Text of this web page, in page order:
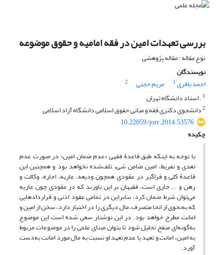
بررسی تعهدات امین در فقه امامیه و حقوق موضوعه
نوع مقاله : مقاله پژوهشی
نویسندگان
احمد باقری1 مریم حجتی
2
1 . استاد دانشگاه تهران
2دانشجوی دکتری فقه و مبانی حقوق اسلامی دانشگاه آزاد اسلامی
10.22059/jorr.2014.53576
چکیده
با توجه به اینکه طبق قاعدۀ فقهی «عدم ضمان امین» در صورت عدم
تعدی و تفریط، امین ضامن شیء تلف‌شده نخواهد بود و همچنین این
قاعدۀ کلی و فراگیر در عقودی همچون ودیعه، عاریه، اجاره، وکالت و
رهن و ... جاری است، فقیهان بر این باورند که در عقودی چون عاریه
می‌توان شرط ضمان کرد، بنابراین در تمامی عقود اذنی و قراردادهایی
که به‌نحوی از انحا متصرف، مال دیگری را در اختیار دارد، سخن از امین و
امانت مطرح خواهد بود. در این نوشتار سعی شده است این موضوع
به‌گونه‌ای منقح تحلیل شود تا بتوان مبنای علمی را در موضوعات مربوط
به امین، امانت و تعهد یا عدم تعهد او نسبت به مال مورد امانت به‌دست
آورد.